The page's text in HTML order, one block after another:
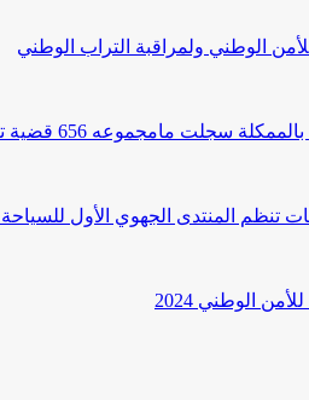
الوطني ولمراقبة التراب الوطني
تنظم المنتدى الجهوي الأول
الوطني 2024